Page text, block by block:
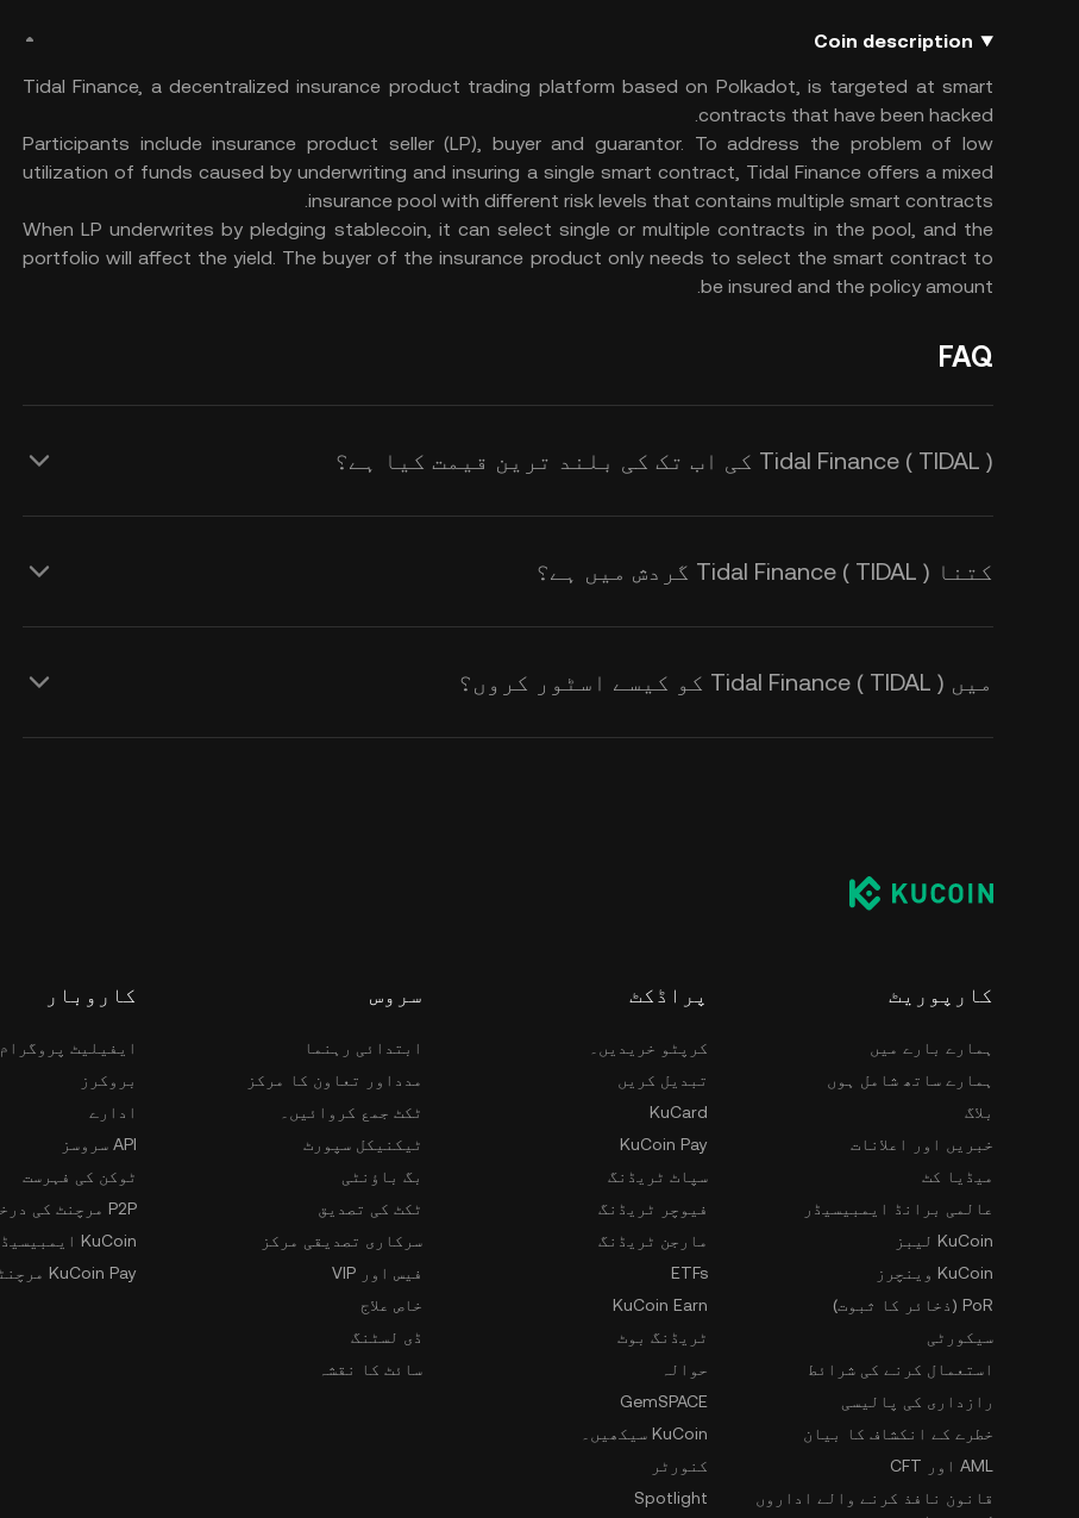
Coin description
Tidal Finance, a decentralized insurance product trading platform based on Polkadot, is targeted at smart
contracts that have been hacked.
Participants include insurance product seller (LP), buyer and guarantor. To address the problem of low
utilization of funds caused by underwriting and insuring a single smart contract, Tidal Finance offers a mixed
insurance pool with different risk levels that contains multiple smart contracts.
When LP underwrites by pledging stablecoin, it can select single or multiple contracts in the pool, and the
portfolio will affect the yield. The buyer of the insurance product only needs to select the smart contract to
be insured and the policy amount.
FAQ
Tidal Finance ( TIDAL ) کی اب تک کی بلند ترین قیمت کیا ہے؟
کتنا Tidal Finance ( TIDAL ) گردش میں ہے؟
میں Tidal Finance ( TIDAL ) کو کیسے اسٹور کروں؟
کارپوریٹ
ہمارے بارے میں
ہمارے ساتھ شامل ہوں
بلاگ
خبریں اور اعلانات
میڈیا کٹ
عالمی برانڈ ایمبیسیڈر
KuCoin لیبز
KuCoin وینچرز
PoR (ذخائر کا ثبوت)
سیکورٹی
استعمال کرنے کی شرائط
رازداری کی پالیسی
خطرے کے انکشاف کا بیان
AML اور CFT
قانون نافذ کرنے والے اداروں
پراڈکٹ
کرپٹو خریدیں۔
تبدیل کریں
KuCard
KuCoin Pay
سپاٹ ٹریڈنگ
فیوچر ٹریڈنگ
مارجن ٹریڈنگ
ETFs
KuCoin Earn
ٹریڈنگ بوٹ
حوالہ
GemSPACE
KuCoin سیکھیں۔
کنورٹر
Spotlight
سروس
ابتدائی رہنما
مدداور تعاون کا مرکز
ٹکٹ جمع کروائیں۔
ٹیکنیکل سپورٹ
بگ باؤنٹی
ٹکٹ کی تصدیق
سرکاری تصدیقی مرکز
فیس اور VIP
خاص علاج
ڈی لسٹنگ
سائٹ کا نقشہ
کاروبار
ایفیلیٹ پروگرام
بروکرز
ادارے
API سروسز
ٹوکن کی فہرست
P2P مرچنٹ کی درخواست
KuCoin ایمبیسیڈر پروگرام
KuCoin Pay مرچنٹس